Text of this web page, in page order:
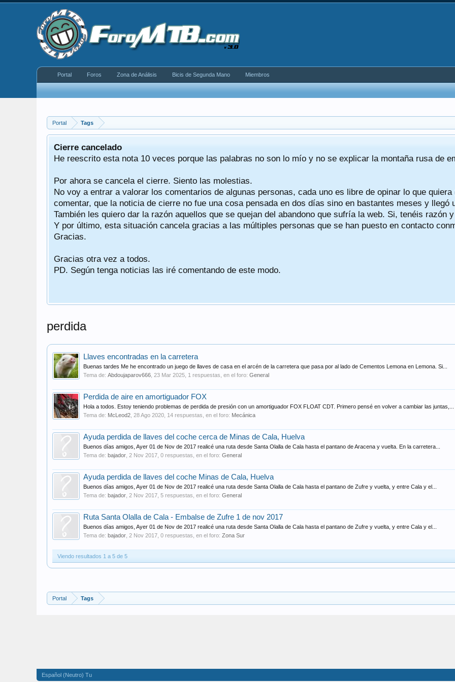
Portal Tags
Cierre cancelado
He reescrito esta nota 10 veces porque las palabras no son lo mío y no se explicar la montaña rusa de
Por ahora se cancela el cierre. Siento las molestias.
No voy a entrar a valorar los comentarios de algunas personas, cada uno es libre de opinar lo que
comentar, que la noticia de cierre no fue una cosa pensada en dos días sino en bastantes meses y llegó
También les quiero dar la razón aquellos que se quejan del abandono que sufría la web. Si, tenéis razón
Y por último, esta situación cancela gracias a las múltiples personas que se han puesto en contacto
Gracias.
Gracias otra vez a todos.
PD. Según tenga noticias las iré comentando de este modo.
perdida
Llaves encontradas en la carretera
Buenas tardes Me he encontrado un juego de llaves de casa en el arcén de la carretera que pasa por al lado de Cementos Lemona en Lemona. Si...
Tema de: Abdoujaparov666 23 Mar 2025 , 1 respuestas, en el foro: General
Perdida de aire en amortiguador FOX
Hola a todos. Estoy teniendo problemas de perdida de presión con un amortiguador FOX FLOAT CDT. Primero pensé en volver a cambiar las juntas,...
Tema de: McLeod2 28 Ago 2020 , 14 respuestas, en el foro: Mecánica
Ayuda perdida de llaves del coche cerca de Minas de Cala, Huelva
Buenos días amigos, Ayer 01 de Nov de 2017 realicé una ruta desde Santa Olalla de Cala hasta el pantano de Aracena y vuelta. En la carretera...
Tema de: bajador 2 Nov 2017 , 0 respuestas, en el foro: General
Ayuda perdida de llaves del coche Minas de Cala, Huelva
Buenos días amigos, Ayer 01 de Nov de 2017 realicé una ruta desde Santa Olalla de Cala hasta el pantano de Zufre y vuelta, y entre Cala y el...
Tema de: bajador 2 Nov 2017 , 5 respuestas, en el foro: General
Ruta Santa Olalla de Cala - Embalse de Zufre 1 de nov 2017
Buenos días amigos, Ayer 01 de Nov de 2017 realicé una ruta desde Santa Olalla de Cala hasta el pantano de Zufre y vuelta, y entre Cala y el...
Tema de: bajador 2 Nov 2017 , 0 respuestas, en el foro: Zona Sur
Viendo resultados 1 a 5 de 5
Portal Tags
Portal Foros Zona de Análisis Bicis de Segunda Mano Miembros
Español (Neutro) Tu